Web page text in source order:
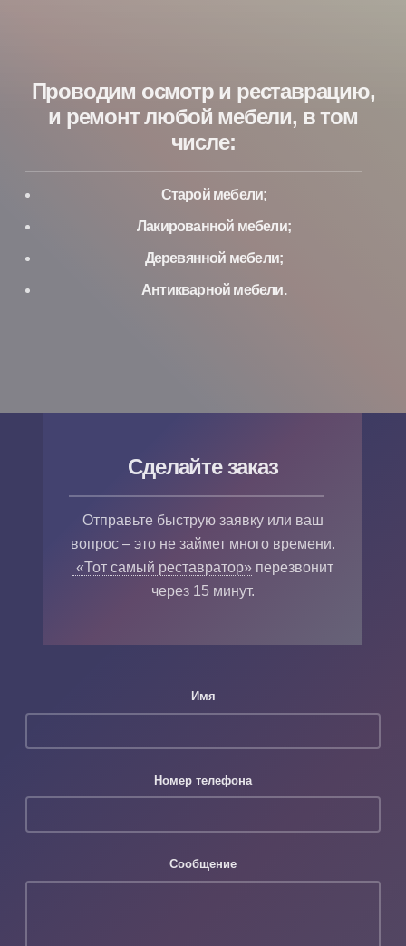
Проводим осмотр и реставрацию,
и ремонт любой мебели, в том
числе:
Старой мебели;
Лакированной мебели;
Деревянной мебели;
Антикварной мебели.
Сделайте заказ
Отправьте быструю заявку или ваш
вопрос – это не займет много времени.
«Тот самый реставратор» перезвонит
через 15 минут.
Имя
Номер телефона
Сообщение